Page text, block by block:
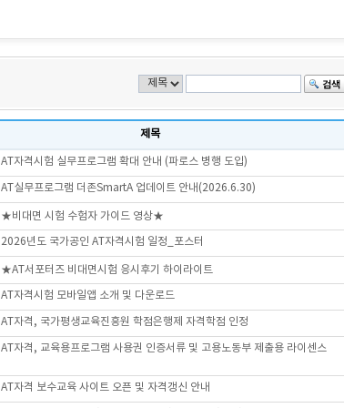
제목
AT자격시험 실무프로그램 확대 안내 (파로스 병행 도입)
AT실무프로그램 더존SmartA 업데이트 안내(2026.6.30)
★비대면 시험 수험자 가이드 영상★
2026년도 국가공인 AT자격시험 일정_포스터
★AT서포터즈 비대면시험 응시후기 하이라이트
AT자격시험 모바일앱 소개 및 다운로드
AT자격, 국가평생교육진흥원 학점은행제 자격학점 인정
AT자격, 교육용프로그램 사용권 인증서류 및 고용노동부 제출용 라이센스
AT자격 보수교육 사이트 오픈 및 자격갱신 안내